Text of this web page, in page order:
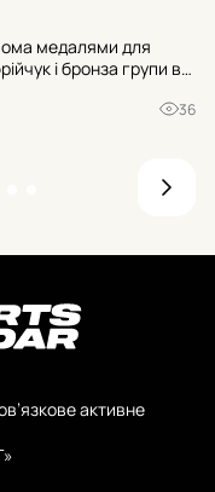
медалями для
і бронза групи в
36
активне